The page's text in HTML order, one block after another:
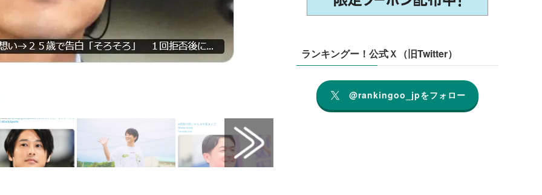
ランキングー！公式Ｘ（旧Twitter）
@rankingoo_jpをフォロー